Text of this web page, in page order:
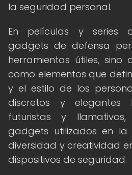
la seguridad personal.
En películas y series
gadgets de defensa
herramientas útiles, sino
como elementos que
y el estilo de los
discretos y elegantes
futuristas y
gadgets utilizados en
diversidad y creatividad
dispositivos de seguridad.